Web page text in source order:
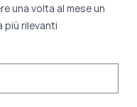
una volta al mese un
più rilevanti